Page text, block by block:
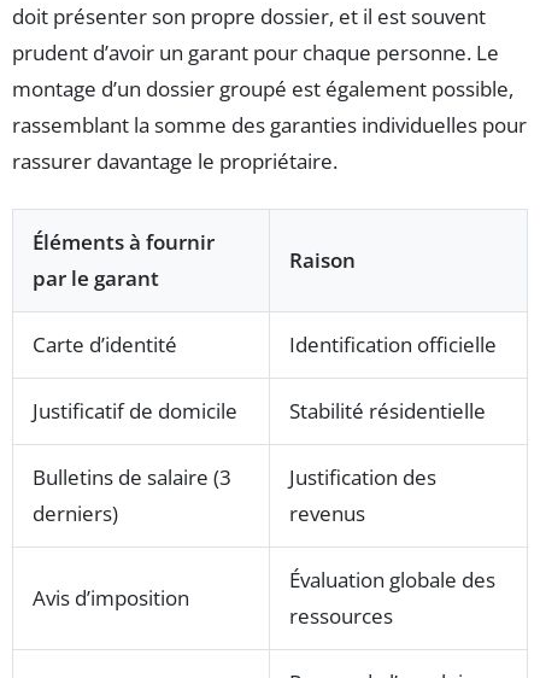
doit présenter son propre dossier, et il est souvent
prudent d’avoir un garant pour chaque personne. Le
montage d’un dossier groupé est également possible,
rassemblant la somme des garanties individuelles pour
rassurer davantage le propriétaire.
Éléments à fournir
par le garant
Raison
Carte d’identité Identification officielle
Justificatif de domicile Stabilité résidentielle
Bulletins de salaire (3
derniers)
Justification des
revenus
Avis d’imposition
Évaluation globale des
ressources